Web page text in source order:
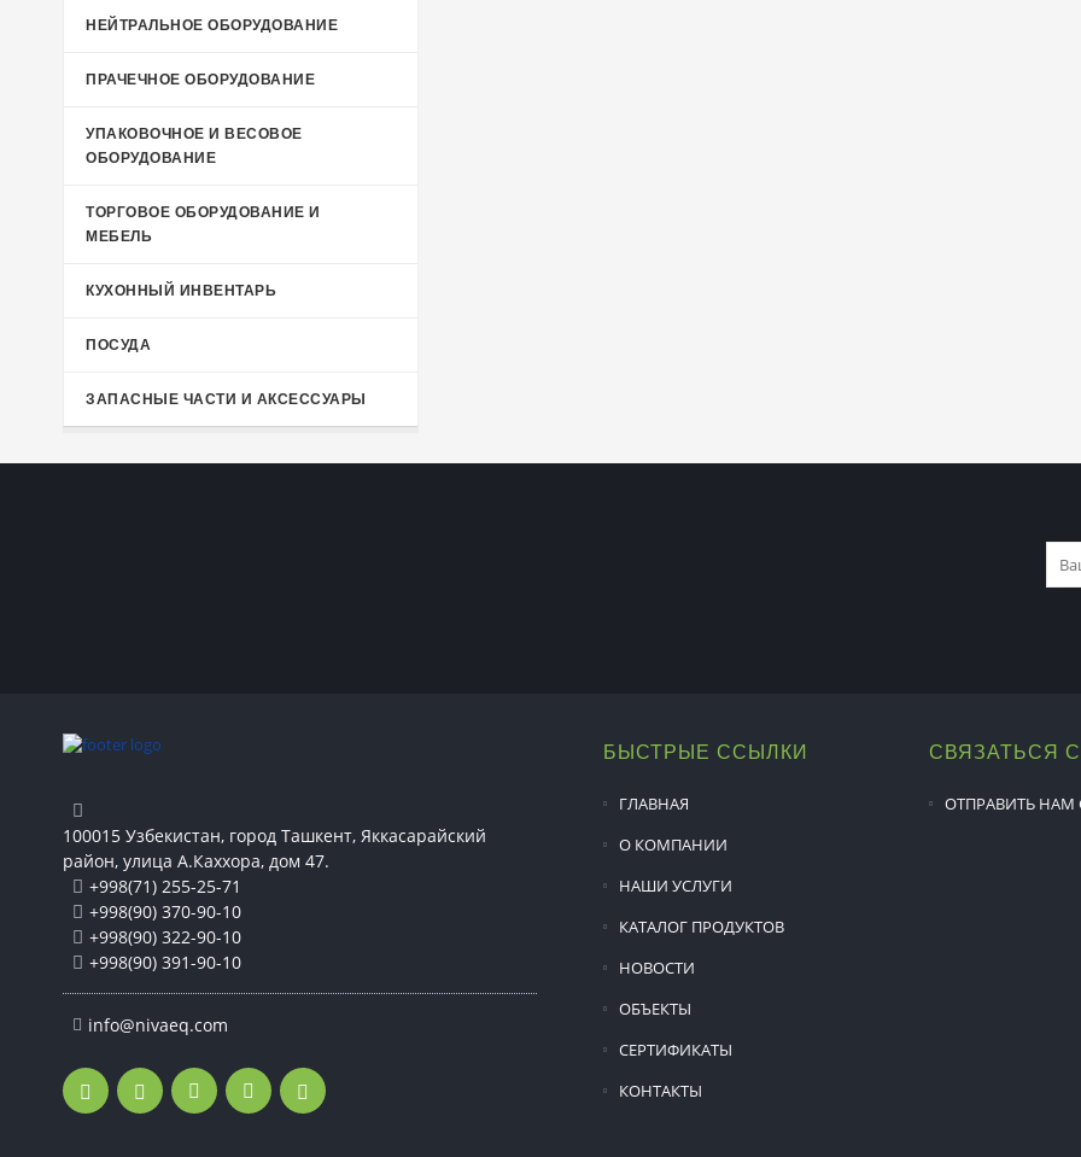
НЕЙТРАЛЬНОЕ ОБОРУДОВАНИЕ
ПРАЧЕЧНОЕ ОБОРУДОВАНИЕ
УПАКОВОЧНОЕ И ВЕСОВОЕ
ОБОРУДОВАНИЕ
ТОРГОВОЕ ОБОРУДОВАНИЕ И
МЕБЕЛЬ
КУХОННЫЙ ИНВЕНТАРЬ
ПОСУДА
ЗАПАСНЫЕ ЧАСТИ И АКСЕССУАРЫ
100015 Узбекистан, город Ташкент, Яккасарайский
район, улица А.Каххора, дом 47.
+998(71) 255-25-71
+998(90) 370-90-10
+998(90) 322-90-10
+998(90) 391-90-10
info@nivaeq.com
БЫСТРЫЕ ССЫЛКИ
ГЛАВНАЯ
О КОМПАНИИ
НАШИ УСЛУГИ
КАТАЛОГ ПРОДУКТОВ
НОВОСТИ
ОБЪЕКТЫ
СЕРТИФИКАТЫ
КОНТАКТЫ
СВЯЗАТЬСЯ
ОТПРАВИТЬ